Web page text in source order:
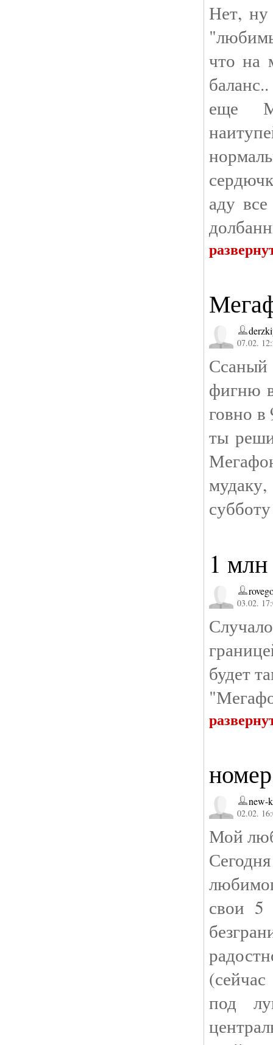
Нет, ну
что на
еще
аду
07.02.
Ссаный
фигню
говно в
ты
1 млн
03.02.
будет
new-
02.02.
Мой
свои 5
под